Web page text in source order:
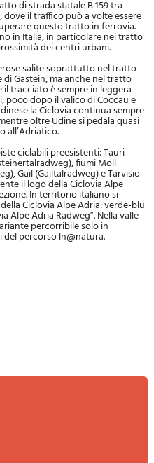
di strada statale B 159 tra
il traffico può a volte essere
questo tratto in ferrovia.
in Italia, in particolare nel tratto
dei centri urbani.
salite soprattutto nel tratto
Gastein, ma anche nel tratto
il tracciato è sempre in leggera
poco dopo il valico di Coccau e
la Ciclovia continua sempre
oltre Udine si pedala quasi
all’Adriatico.
ciclabili preesistenti: Tauri
fiumi Möll
Gail (Gailtalradweg) e Tarvisio
il logo della Ciclovia Alpe
In territorio italiano si
Ciclovia Alpe Adria: verde-blu
Alpe Adria Radweg”. Nella valle
percorribile solo in
percorso ln@natura.